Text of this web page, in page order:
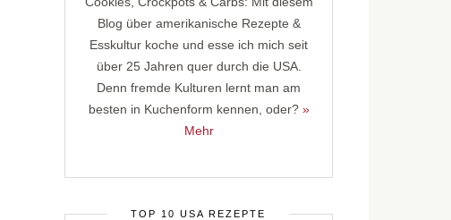
Blog über amerikanische Rezepte &
Esskultur koche und esse ich mich seit
über 25 Jahren quer durch die USA.
Denn fremde Kulturen lernt man am
besten in Kuchenform kennen, oder? »
Mehr
TOP 10 USA REZEPTE